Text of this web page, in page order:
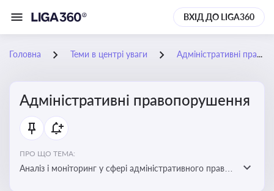
ВХІД ДО LIGA360
Головна Теми в центрі уваги Адміністративні правопорушення
Адміністративні правопорушення
ПРО ЩО ТЕМА:
Аналіз і моніторинг у сфері адміністративного права: